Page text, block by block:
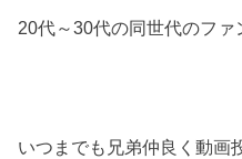
20代～30代の同世代のファ
いつまでも兄弟仲良く動画